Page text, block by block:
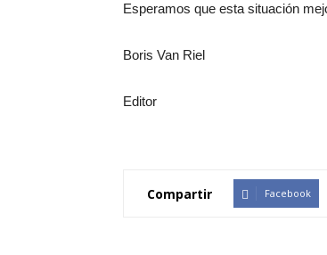
Esperamos que esta situación
Boris Van Riel
Editor
Compartir Facebook